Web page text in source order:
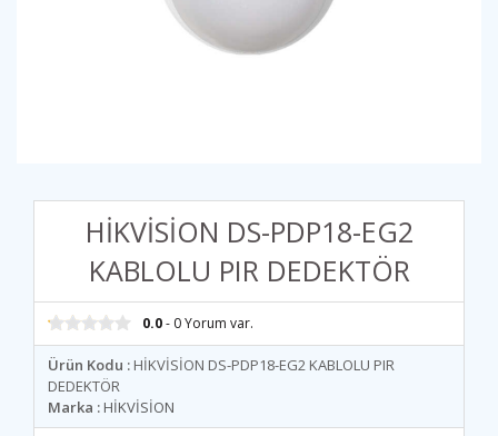
HİKVİSİON DS-PDP18-EG2
KABLOLU PIR DEDEKTÖR
0.0- 0 Yorum var.
Ürün Kodu : HİKVİSİON DS-PDP18-EG2 KABLOLU PIR
DEDEKTÖR
Marka :HİKVİSİON